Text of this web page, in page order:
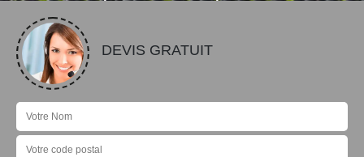
DEVIS GRATUIT